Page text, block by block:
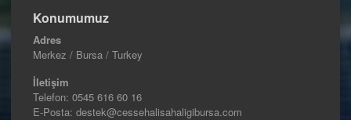
Konumumuz
Adres
Merkez / Bursa / Turkey
İletişim
Telefon: 0545 616 60 16
E-Posta: destek@cessehalisahaligibursa.com